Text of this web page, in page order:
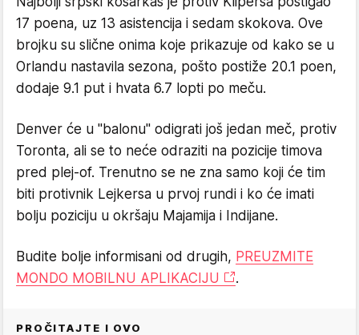
17 poena, uz 13 asistencija i sedam skokova. Ove
brojku su slične onima koje prikazuje od kako se u
Orlandu nastavila sezona, pošto postiže 20.1 poen,
dodaje 9.1 put i hvata 6.7 lopti po meču.
Denver će u ''balonu'' odigrati još jedan meč, protiv
Toronta, ali se to neće odraziti na pozicije timova
pred plej-of. Trenutno se ne zna samo koji će tim
biti protivnik Lejkersa u prvoj rundi i ko će imati
bolju poziciju u okršaju Majamija i Indijane.
Budite bolje informisani od drugih, PREUZMITE
MONDO MOBILNU APLIKACIJU
.
PROČITAJTE I OVO